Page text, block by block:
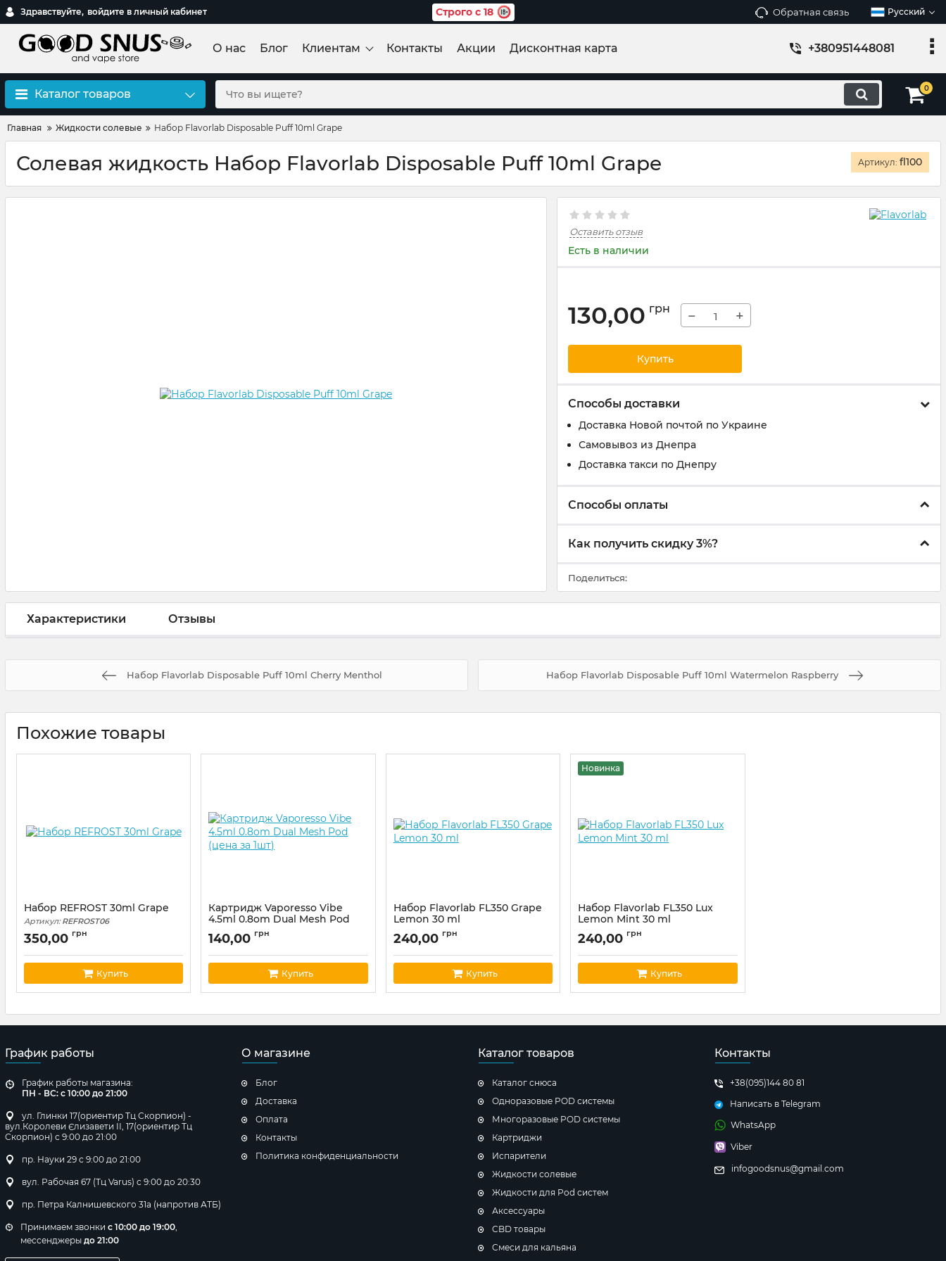
Здравствуйте, войдите в личный кабинет Строго с 18 Обратная связь Русский
О нас Блог Клиентам Контакты Акции Дисконтная карта +380951448081
Каталог товаров 0
Главная Жидкости солевые Набор Flavorlab Disposable Puff 10ml Grape
Солевая жидкость Набор Flavorlab Disposable Puff 10ml Grape Артикул: fl100
Оставить отзыв
Есть в наличии
130,00 грн − +
Купить
Способы доставки
Доставка Новой почтой по Украине
Самовывоз из Днепра
Доставка такси по Днепру
Способы оплаты
Как получить скидку 3%?
Поделиться:
Характеристики Отзывы
Набор Flavorlab Disposable Puff 10ml Cherry Menthol Набор Flavorlab Disposable Puff 10ml Watermelon Raspberry
Похожие товары
Набор REFROST 30ml Grape
Артикул:REFROST06
350,00 грн
Купить
Картридж Vaporesso Vibe
4.5ml 0.8om Dual Mesh Pod
(цена за 1шт)
Артикул:vapor26
140,00 грн
Купить
Набор Flavorlab FL350 Grape
Lemon 30 ml
Артикул: fl33
240,00 грн
Купить
Новинка
Набор Flavorlab FL350 Lux
Lemon Mint 30 ml
Артикул:flavor35
240,00 грн
Купить
График работы
График работы магазина:
ПН - ВС: с 10:00 до 21:00
ул. Глинки 17(ориентир Тц Скорпион) -
вул.Королеви Єлизавети ІІ, 17(ориентир Тц
Скорпион) с 9:00 до 21:00
пр. Науки 29 с 9:00 до 21:00
вул. Рабочая 67 (Тц Varus) с 9:00 до 20:30
пр. Петра Калнишевского 31а (напротив АТБ)
Принимаем звонки с 10:00 до 19:00,
мессенджеры до 21:00
О магазине
Блог
Доставка
Оплата
Контакты
Политика конфиденциальности
Каталог товаров
Каталог снюса
Одноразовые POD системы
Многоразовые POD системы
Картриджи
Испарители
Жидкости солевые
Жидкости для Pod систем
Аксессуары
CBD товары
Cмеси для кальяна
Контакты
+38(095)144 80 81
Написать в Telegram
WhatsApp
Viber
infogoodsnus@gmail.com